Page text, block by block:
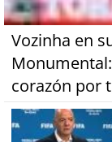
Vozinha en
corazón por
grande de